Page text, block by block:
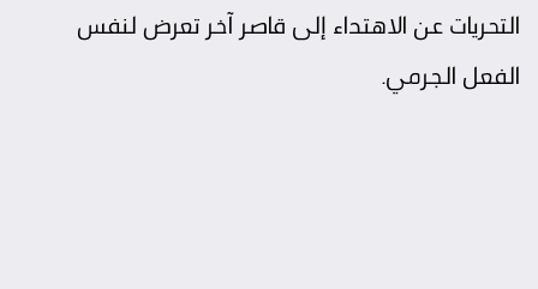
التحريات عن الاهتداء إلى قاصر آخر تعرض لنفس
الفعل الجرمي.